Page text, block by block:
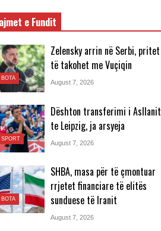
e Fundit
BOTA
Zelensky arrin në Serbi, pritet
të takohet me Vuçiqin
August 7, 2026
SPORT
Dështon transferimi i Asllanit
te Leipzig, ja arsyeja
August 7, 2026
BOTA
SHBA, masa për të çmontuar
rrjetet financiare të elitës
sunduese të Iranit
August 7, 2026